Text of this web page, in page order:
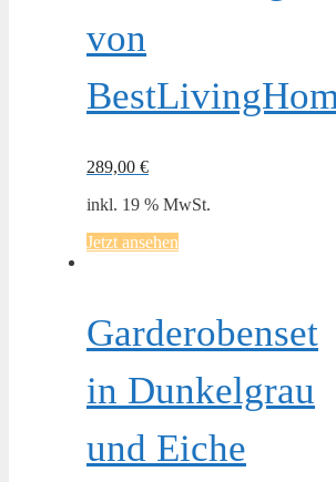
von
289,00 €
inkl. 19 % MwSt.
Jetzt ansehen
Garderobenset
in Dunkelgrau
und Eiche